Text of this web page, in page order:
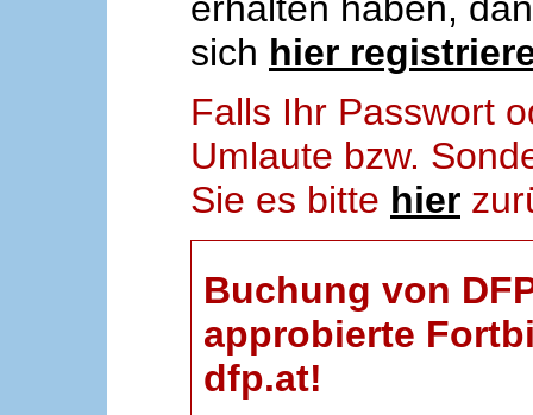
sich hier
Falls Ihr Passwort
Umlaute bzw.
Sie es bitte hier
Buchung von
approbierte
dfp.at!